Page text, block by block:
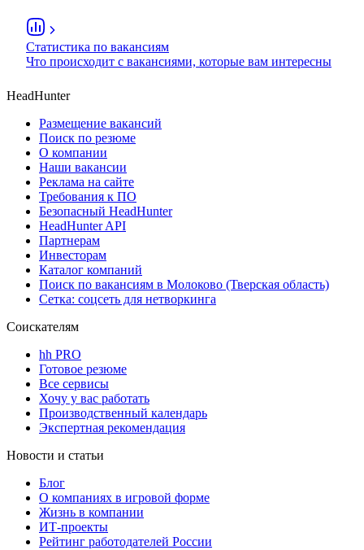
Статистика по вакансиям
Что происходит с вакансиями, которые вам интересны
HeadHunter
Размещение вакансий
Поиск по резюме
О компании
Наши вакансии
Реклама на сайте
Требования к ПО
Безопасный HeadHunter
HeadHunter API
Партнерам
Инвесторам
Каталог компаний
Поиск по вакансиям в Молоково (Тверская область)
Сетка: соцсеть для нетворкинга
Соискателям
hh PRO
Готовое резюме
Все сервисы
Хочу у вас работать
Производственный календарь
Экспертная рекомендация
Новости и статьи
Блог
О компаниях в игровой форме
Жизнь в компании
ИТ-проекты
Рейтинг работодателей России